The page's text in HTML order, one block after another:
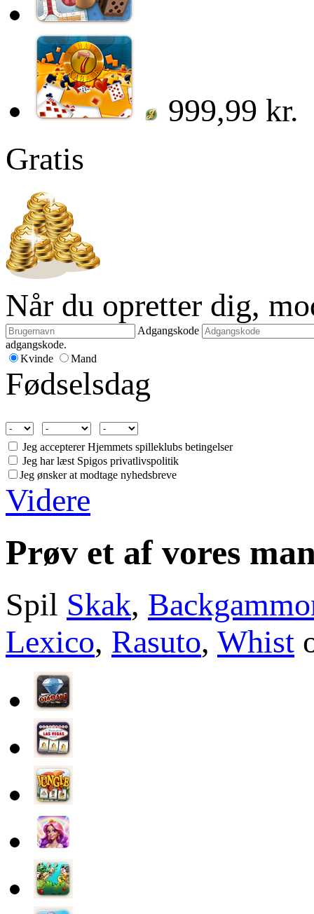
999,99 kr.
Gratis
Når du opretter dig,
Adgangskode
adgangskode.
Kvinde
Mand
Fødselsdag
Jeg accepterer Hjemmets spilleklubs betingelser
Jeg har læst Spigos privatlivspolitik
Jeg ønsker at modtage nyhedsbreve
Videre
Prøv et af vores
Spil Skak,
Lexico, Rasuto, Whist